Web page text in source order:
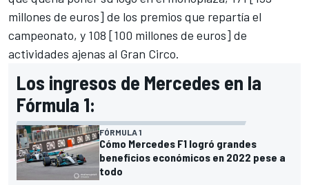
millones de euros] de los premios que repartía el
campeonato, y 108 [100 millones de euros] de
actividades ajenas al Gran Circo.
Los ingresos de Mercedes en la
Fórmula 1:
FÓRMULA 1
Cómo Mercedes F1 logró grandes
beneficios económicos en 2022 pese a
todo